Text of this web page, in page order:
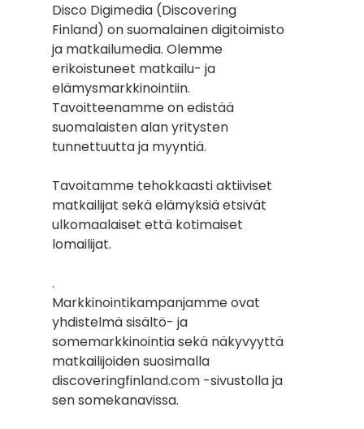
Disco Digimedia (Discovering
Finland) on suomalainen digitoimisto
ja matkailumedia. Olemme
erikoistuneet matkailu- ja
elämysmarkkinointiin.
Tavoitteenamme on edistää
suomalaisten alan yritysten
tunnettuutta ja myyntiä.
Tavoitamme tehokkaasti aktiiviset
matkailijat sekä elämyksiä etsivät
ulkomaalaiset että kotimaiset
lomailijat.
.
Markkinointikampanjamme ovat
yhdistelmä sisältö- ja
somemarkkinointia sekä näkyvyyttä
matkailijoiden suosimalla
discoveringfinland.com -sivustolla ja
sen somekanavissa.